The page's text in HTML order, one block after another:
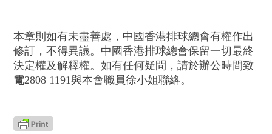
本章則如有未盡善處，中國香港排球總會有權作出
修訂，不得異議。中國香港排球總會保留一切最終
決定權及解釋權。如有任何疑問，請於辦公時間致
電2808 1191與本會職員徐小姐聯絡。